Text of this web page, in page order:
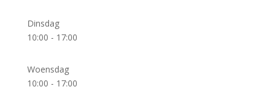
Dinsdag
10:00 - 17:00
Woensdag
10:00 - 17:00